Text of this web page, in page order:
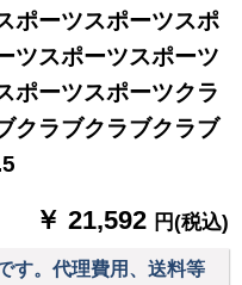
ポーツスポーツスポ
ツスポーツスポーツ
ポーツスポーツクラ
クラブクラブクラブ
￥ 21,592 円(税込)
す。代理費用、送料等